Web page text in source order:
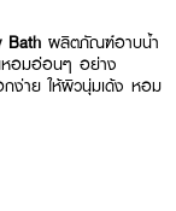
Bath ผลิตภัณฑ์อาบน้ำ
นหอมอ่อนๆ อย่าง
กง่าย ให้ผิวนุ่มเด้ง หอม